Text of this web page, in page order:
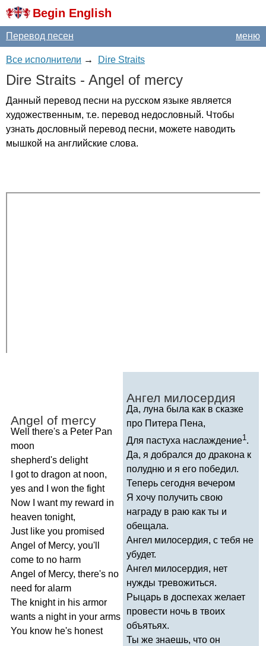
Begin English
меню
Перевод песен
Все исполнители → Dire Straits
Dire Straits - Angel of mercy
Данный перевод песни на русском языке является
художественным, т.е. перевод недословный. Чтобы
узнать дословный перевод песни, можете наводить
мышкой на английские слова.
Angel of mercy
Well there's a Peter Pan
moon
shepherd's delight
got to dragon at noon,
yes and won the fight
Now
want my reward in
heaven tonight,
Just like you promised
Angel of Mercy, you'll
come to no harm
Angel of Mercy, there's no
need for alarm
The knight in his armor
wants a night in your arms
You know he's honest
Ангел милосердия
Да, луна была как в сказке
про Питера Пена,
Для пастуха наслаждение1 .
Да, я добрался до дракона к
полудню и я его победил.
Теперь сегодня вечером
Я хочу получить свою
награду в раю как ты и
обещала.
Ангел милосердия, с тебя не
убудет.
Ангел милосердия, нет
нужды тревожиться.
Рыцарь в доспехах желает
провести ночь в твоих
объятьях.
Ты же знаешь, что он